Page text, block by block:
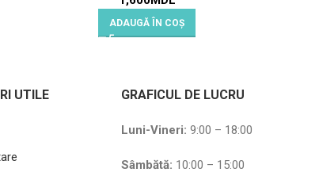
ADAUGĂ ÎN COȘ
UTILE GRAFICUL DE LUCRU
Luni-Vineri: 9:00 – 18:00
Sâmbătă: 10:00 – 15:00